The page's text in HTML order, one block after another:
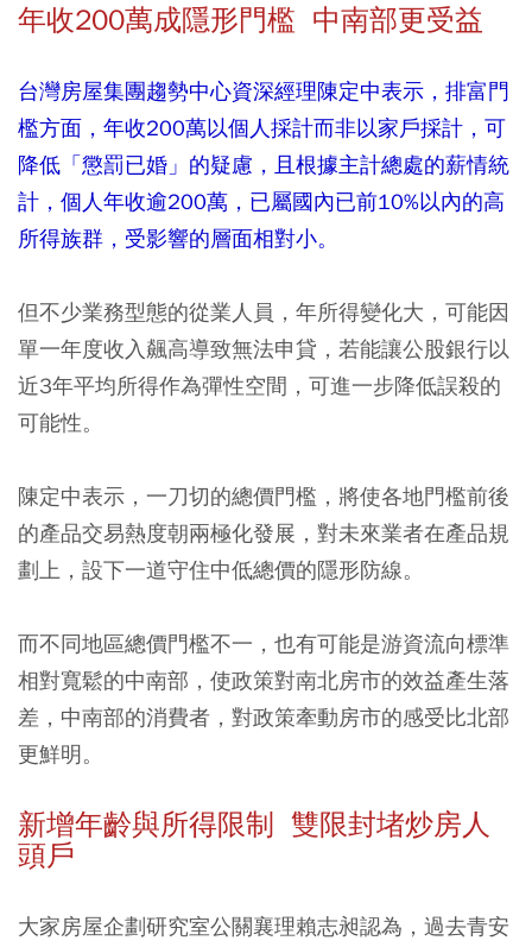
年收200萬成隱形門檻 中南部更受益
台灣房屋集團趨勢中心資深經理陳定中表示，排富門
檻方面，年收200萬以個人採計而非以家戶採計，可
降低「懲罰已婚」的疑慮，且根據主計總處的薪情統
計，個人年收逾200萬，已屬國內已前10%以內的高
所得族群，受影響的層面相對小。
但不少業務型態的從業人員，年所得變化大，可能因
單一年度收入飆高導致無法申貸，若能讓公股銀行以
近3年平均所得作為彈性空間，可進一步降低誤殺的
可能性。
陳定中表示，一刀切的總價門檻，將使各地門檻前後
的產品交易熱度朝兩極化發展，對未來業者在產品規
劃上，設下一道守住中低總價的隱形防線。
而不同地區總價門檻不一，也有可能是游資流向標準
相對寬鬆的中南部，使政策對南北房市的效益產生落
差，中南部的消費者，對政策牽動房市的感受比北部
更鮮明。
新增年齡與所得限制 雙限封堵炒房人
頭戶
大家房屋企劃研究室公關襄理賴志昶認為，過去青安